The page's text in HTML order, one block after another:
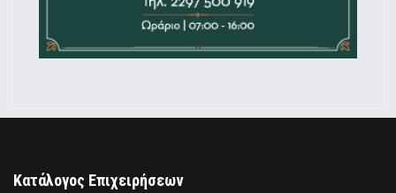
Κατάλογος Επιχειρήσεων